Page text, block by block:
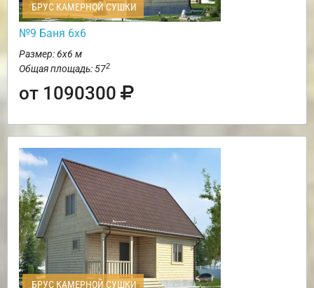
БРУС КАМЕРНОЙ СУШКИ
№9 Баня 6х6
Размер: 6х6 м
Общая площадь: 572
от 1090300
БРУС КАМЕРНОЙ СУШКИ